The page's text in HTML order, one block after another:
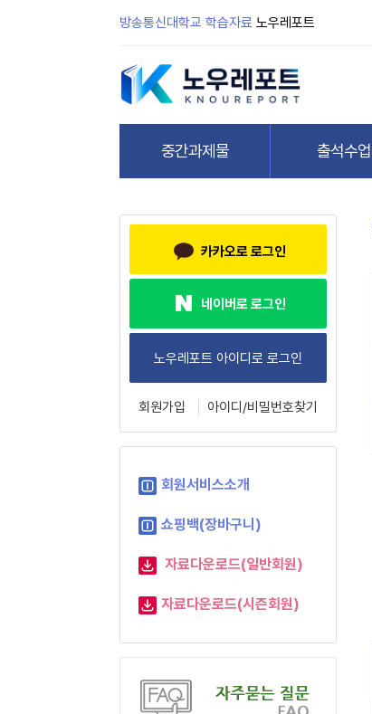
방송통신대학교 학습자료 노우레포트
카카오로 로그인
네이버로 로그인
회원가입 아이디/비밀번호찾기
회원서비스소개
쇼핑백(장바구니)
자료다운로드(일반회원)
자료다운로드(시즌회원)